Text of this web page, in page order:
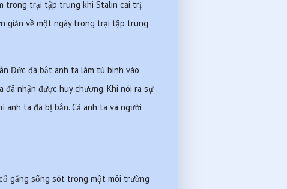
trong trại tập trung khi Stalin cai trị
giản về một ngày trong trại tập trung
Đức đã bắt anh ta làm tù binh vào
nhận được huy chương. Khi nói ra sự
anh ta đã bị bắn. Cả anh ta và người
gắng sống sót trong một môi trường